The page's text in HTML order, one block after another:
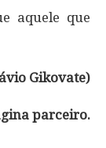
aquele que
Gikovate)
parceiro.